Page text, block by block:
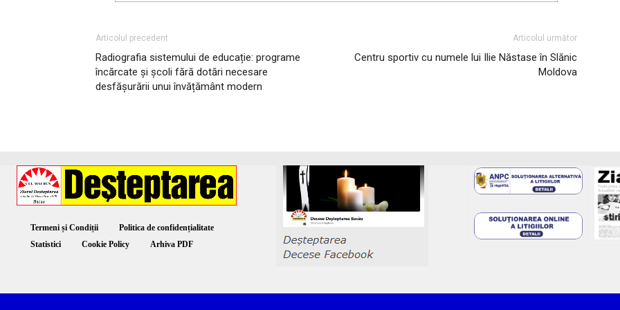
Articolul precedent
Radiografia sistemului de educație: programe
încărcate și școli fără dotări necesare
desfășurării unui învățământ modern
Articolul următor
Centru sportiv cu numele lui Ilie Năstase în Slănic
Moldova
Termeni și Condiții
Politica de confidențialitate
Statistici
Cookie Policy Arhiva PDF